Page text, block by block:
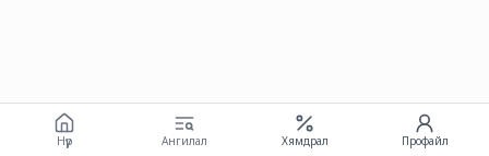
Нүүр Ангилал Хямдрал Профайл